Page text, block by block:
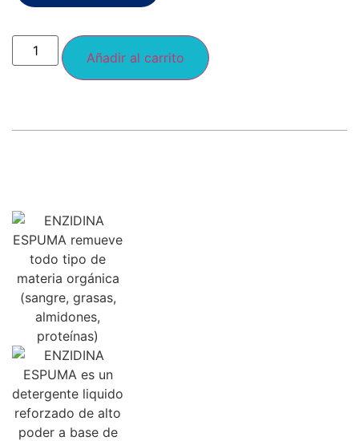
Añadir al carrito